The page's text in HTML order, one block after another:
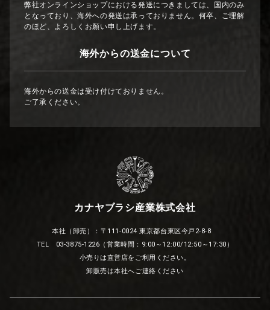
弊社オンラインショップにおける発送につきましては、国内のみ
となっており、海外への発送は承っておりません。何卒、ご理解
のほど、よろしくお願い申し上げます。
海外からの送金について
海外からの送金は受け付けておりません。
ご了承ください。
カナヤブラシ産業株式会社
本社（卸売）：〒111-0024 東京都台東区今戸2-8-8
TEL 03-3875-1226（営業時間：9:00～12:00/12:50～17:30）
小売りは直営店をご利用ください。
卸販売は本社へご連絡ください